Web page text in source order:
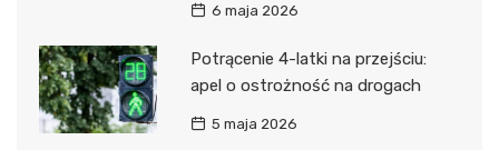
6 maja 2026
Potrącenie 4-latki na przejściu:
apel o ostrożność na drogach
5 maja 2026